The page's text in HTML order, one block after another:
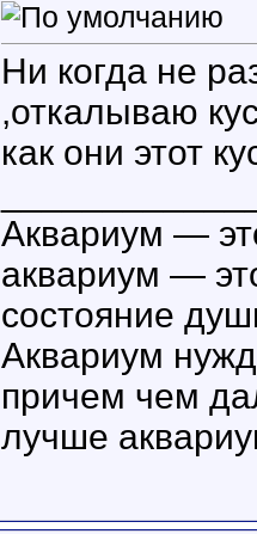
Ни когда не
,откалываю
как они этот
Аквариум —
аквариум —
состояние
Аквариум
причем чем
лучше